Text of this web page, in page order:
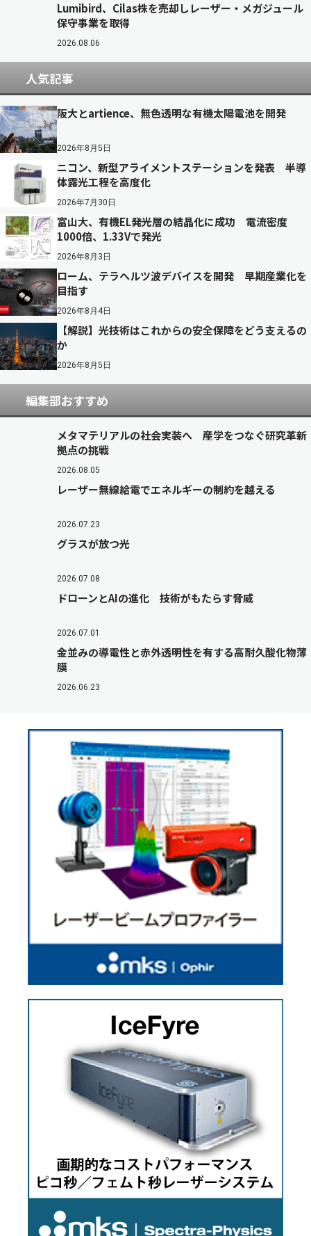
Lumibird、Cilas株を売却しレーザー・メガジュール
保守事業を取得
2026.08.06
人気記事
阪大とartience、無色透明な有機太陽電池を開発
2026年8月5日
ニコン、新型アライメントステーションを発表 半導
体露光工程を高度化
2026年7月30日
富山大、有機EL発光層の結晶化に成功 電流密度
1000倍、1.33Vで発光
2026年8月3日
ローム、テラヘルツ波デバイスを開発 早期産業化を
目指す
2026年8月4日
【解説】光技術はこれからの安全保障をどう支えるの
か
2026年8月5日
編集部おすすめ
メタマテリアルの社会実装へ 産学をつなぐ研究革新
拠点の挑戦
2026.08.05
レーザー無線給電でエネルギーの制約を越える
2026.07.23
グラスが放つ光
2026.07.08
ドローンとAIの進化 技術がもたらす脅威
2026.07.01
金並みの導電性と赤外透明性を有する高耐久酸化物薄
膜
2026.06.23